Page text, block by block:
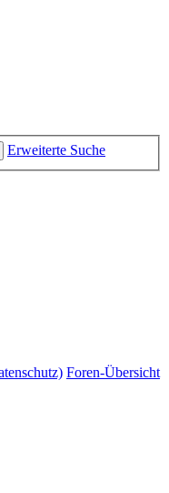
Erweiterte Suche
Foren-Übersicht